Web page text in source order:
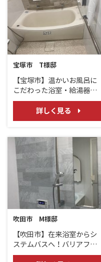
宝塚市 T様邸
【宝塚市】温かいお風呂に
こだわった浴室・給湯器リ
フォーム 浴室/TOTOマン
ションリモデルWY1418 給
湯器/ノーリツエコジョーズ
詳しく見る
吹田市 M様邸
【吹田市】在来浴室からシ
ステムバスへ！バリアフリ
ーで快適リフォーム！